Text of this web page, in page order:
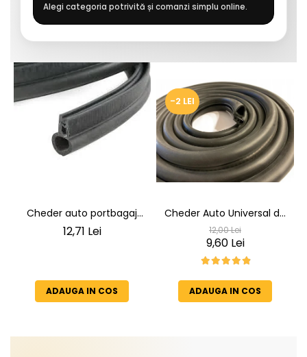
Alegi categoria potrivită și comanzi simplu online.
Cheder auto portbagaj
Cheder de Etanșare
Aplicații Vânzare la Metru
Liniar
12,71 Lei
ADAUGA IN COS
-2 LEI
Cheder Auto Universal de
Etanșare Uși rezistent la
intemperii, raze UV,
îmbătrânire și temperaturi
12,00 Lei
9,60 Lei
ADAUGA IN COS